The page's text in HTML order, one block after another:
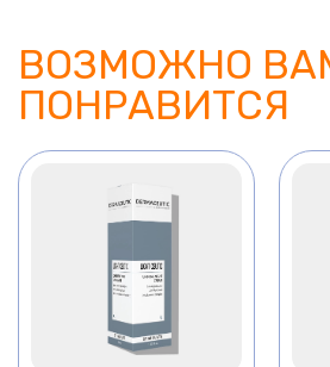
ВОЗМОЖНО
ПОНРАВИТСЯ